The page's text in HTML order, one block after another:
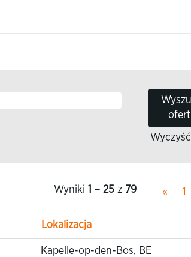
Wyczyść
Wyniki 1 – 25 z 79 « 1
Lokalizacja
Kapelle-op-den-Bos, BE